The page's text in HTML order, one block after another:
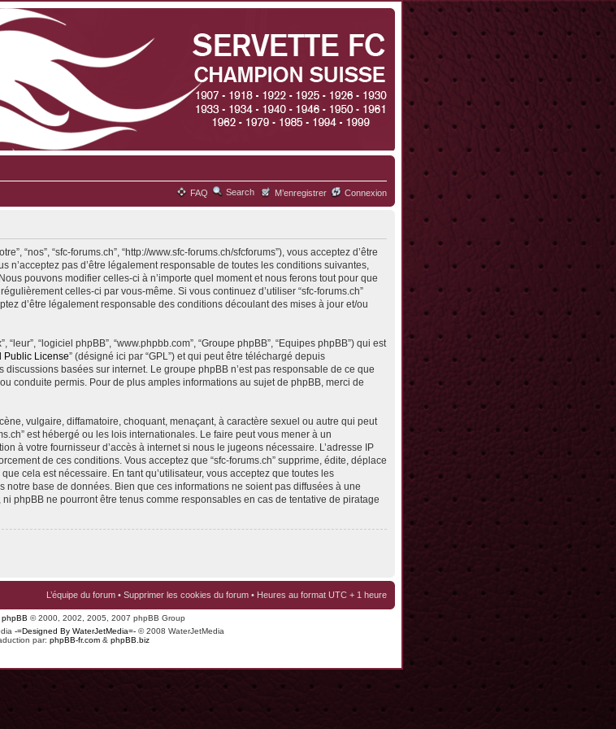
FAQ Search M’enregistrer Connexion
“nos”, “sfc-forums.ch”, “http://www.sfc-forums.ch/sfcforums”), vous acceptez d’être
n’acceptez pas d’être légalement responsable de toutes les conditions suivantes,
pouvons modifier celles-ci à n’importe quel moment et nous ferons tout pour que
celles-ci par vous-même. Si vous continuez d’utiliser “sfc-forums.ch”
d’être légalement responsable des conditions découlant des mises à jour et/ou
“leur”, “logiciel phpBB”, “www.phpbb.com”, “Groupe phpBB”, “Equipes phpBB”) qui est
Public License” (désigné ici par “GPL”) et qui peut être téléchargé depuis
basées sur internet. Le groupe phpBB n’est pas responsable de ce que
conduite permis. Pour de plus amples informations au sujet de phpBB, merci de
vulgaire, diffamatoire, choquant, menaçant, à caractère sexuel ou autre qui peut
est hébergé ou les lois internationales. Le faire peut vous mener à un
à votre fournisseur d’accès à internet si nous le jugeons nécessaire. L’adresse IP
de ces conditions. Vous acceptez que “sfc-forums.ch” supprime, édite, déplace
cela est nécessaire. En tant qu’utilisateur, vous acceptez que toutes les
base de données. Bien que ces informations ne soient pas diffusées à une
phpBB ne pourront être tenus comme responsables en cas de tentative de piratage
L’équipe du forum • Supprimer les cookies du forum • Heures au format UTC + 1 heure
phpBB © 2000, 2002, 2005, 2007 phpBB Group
-=Designed By WaterJetMedia=- © 2008 WaterJetMedia
par: phpBB-fr.com & phpBB.biz